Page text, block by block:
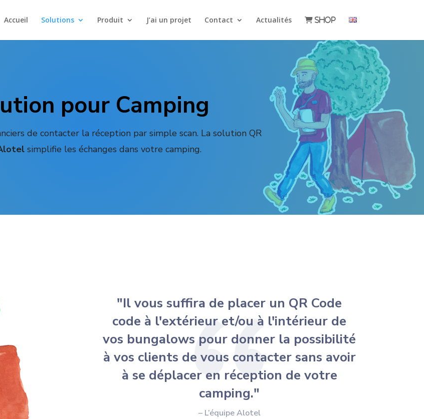
Accueil Solutions Produit J’ai un projet Contact Actualités Shop
pour Camping
de contacter la réception par simple scan. La solution QR
simplifie les échanges dans votre camping.
"Il vous suffira de placer un QR Code
code à l'extérieur et/ou à l'intérieur de
vos bungalows pour donner la possibilité
à vos clients de vous contacter sans avoir
à se déplacer en réception de votre
camping."
– L’équipe Alotel